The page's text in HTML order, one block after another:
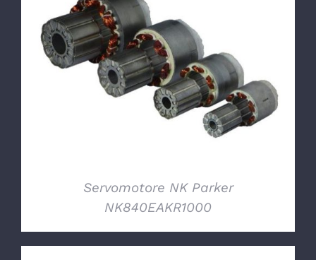
DETTAGLI
Servomotore NK Parker
NK840EAKR1000